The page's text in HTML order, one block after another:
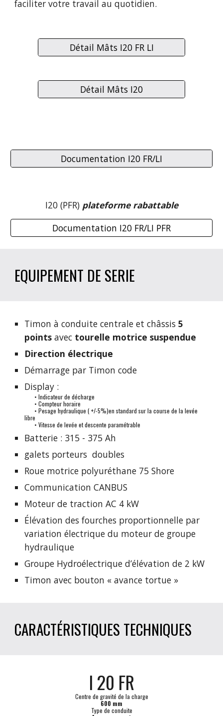
faciliter votre travail au quotidien.
Détail Mâts I20 FR LI
Détail Mâts I20
Documentation I20 FR/LI
I20 (PFR) plateforme rabattable
Documentation I20 FR/LI PFR
EQUIPEMENT DE SERIE
Timon à conduite centrale et châssis 5
points avec tourelle motrice suspendue
Direction électrique
Démarrage par Timon code
Display :
• Indicateur de décharge
• Compteur horaire
• Pesage hydraulique ( +/-5%)en standard sur la course de la levée
libre
• Vitesse de levée et descente paramétrable
Batterie : 315 - 375 Ah
galets porteurs  doubles
Roue motrice polyuréthane 75 Shore
Communication CANBUS
Moteur de traction AC 4 kW
Élévation des fourches proportionnelle par
variation électrique du moteur de groupe
hydraulique
Groupe Hydroélectrique d’élévation de 2 kW
Timon avec bouton « avance tortue »
CARACTÉRISTIQUES TECHNIQUES
I 20 FR
Centre de gravité de la charge
600 mm
Type de conduite